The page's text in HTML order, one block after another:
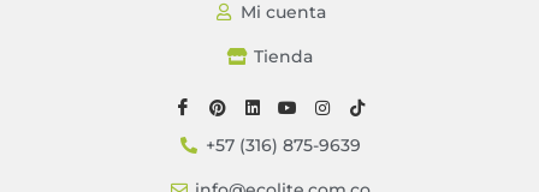
Mi cuenta
Tienda
+57 (316) 875-9639